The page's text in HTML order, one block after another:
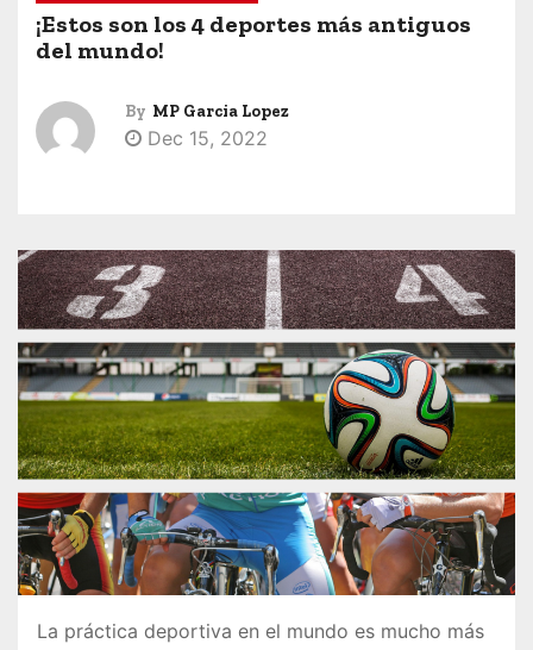
¡Estos son los 4 deportes más antiguos
del mundo!
By MP Garcia Lopez
Dec 15, 2022
La práctica deportiva en el mundo es mucho más